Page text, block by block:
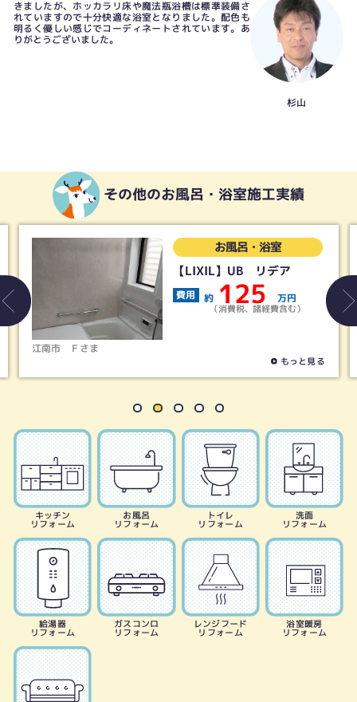
きましたが、ホッカラリ床や魔法瓶浴槽は標準装備さ
れていますので十分快適な浴室となりました。配色も
明るく優しい感じでコーディネートされています。あ
りがとうございました。
杉山
その他のお風呂・浴室施工実績
江南市 Ｆさま
お風呂・浴室
【LIXIL】UB リデア
費用 約 125 万円
（消費税、諸経費含む）
もっと見る
キッチン
リフォーム
お風呂
リフォーム
トイレ
リフォーム
洗面
リフォーム
給湯器
リフォーム
ガスコンロ
リフォーム
レンジフード
リフォーム
浴室暖房
リフォーム